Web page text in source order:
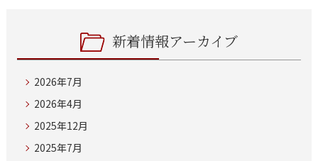
新着情報アーカイブ
2026年7月
2026年4月
2025年12月
2025年7月